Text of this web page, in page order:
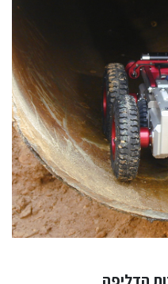
הדליפה